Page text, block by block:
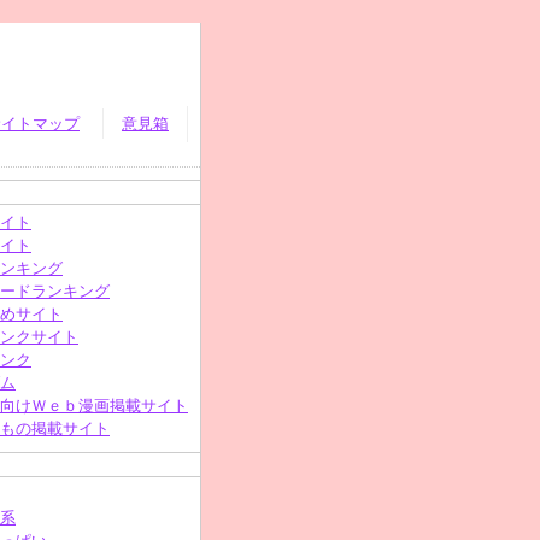
トマップ 意見箱
ト
ト
キング
ドランキング
サイト
クサイト
ク
けＷｅｂ漫画掲載サイト
の掲載サイト